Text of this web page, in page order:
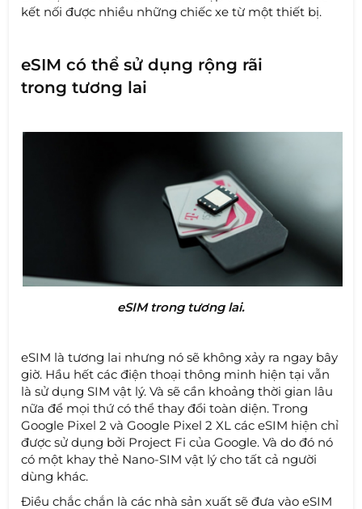
kết nối được nhiều những chiếc xe từ một thiết bị.
eSIM có thể sử dụng rộng rãi
trong tương lai
eSIM trong tương lai.
eSIM là tương lai nhưng nó sẽ không xảy ra ngay bây
giờ. Hầu hết các điện thoại thông minh hiện tại vẫn
là sử dụng SIM vật lý. Và sẽ cần khoảng thời gian lâu
nữa để mọi thứ có thể thay đổi toàn diện. Trong
Google Pixel 2 và Google Pixel 2 XL các eSIM hiện chỉ
được sử dụng bởi Project Fi của Google. Và do đó nó
có một khay thẻ Nano-SIM vật lý cho tất cả người
dùng khác.
Điều chắc chắn là các nhà sản xuất sẽ đưa vào eSIM